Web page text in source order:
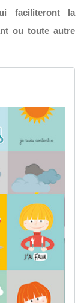
faciliteront la
ou toute autre